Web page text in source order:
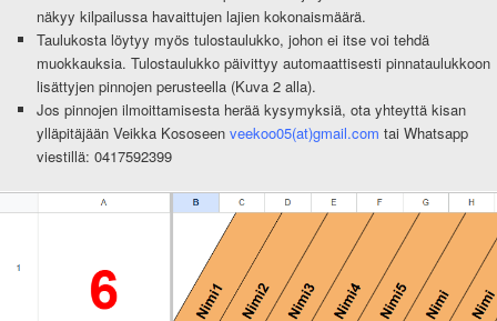
näkyy kilpailussa havaittujen lajien kokonaismäärä.
Taulukosta löytyy myös tulostaulukko, johon ei itse voi tehdä
muokkauksia. Tulostaulukko päivittyy automaattisesti pinnataulukkoon
lisättyjen pinnojen perusteella (Kuva 2 alla).
Jos pinnojen ilmoittamisesta herää kysymyksiä, ota yhteyttä kisan
ylläpitäjään Veikka Kososeen veekoo05(at)gmail.com tai Whatsapp
viestillä: 0417592399